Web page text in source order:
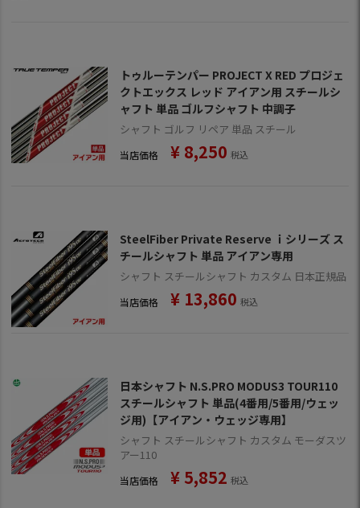
トゥルーテンパー PROJECT X RED プロジェ
クトエックス レッド アイアン用 スチールシ
ャフト 単品 ゴルフシャフト 中調子
シャフト ゴルフ リペア 単品 スチール
当店価格 ¥ 8,250 税込
SteelFiber Private Reserve ｉシリーズ ス
チールシャフト 単品 アイアン専用
シャフト スチールシャフト カスタム 日本正規品
当店価格 ¥ 13,860 税込
日本シャフト N.S.PRO MODUS3 TOUR110
スチールシャフト 単品(4番用/5番用/ウェッ
ジ用)【アイアン・ウェッジ専用】
シャフト スチールシャフト カスタム モーダスツ
アー110
当店価格 ¥ 5,852 税込